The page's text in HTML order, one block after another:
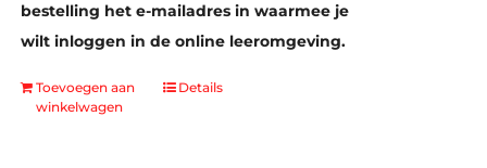
bestelling het e-mailadres in waarmee je
wilt inloggen in de online leeromgeving.
Toevoegen aan
winkelwagen
Details